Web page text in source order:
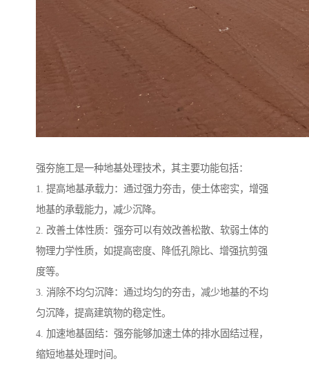
强夯施工是一种地基处理技术，其主要功能包括：
1. 提高地基承载力：通过强力夯击，使土体密实，增强
地基的承载能力，减少沉降。
2. 改善土体性质：强夯可以有效改善松散、软弱土体的
物理力学性质，如提高密度、降低孔隙比、增强抗剪强
度等。
3. 消除不均匀沉降：通过均匀的夯击，减少地基的不均
匀沉降，提高建筑物的稳定性。
4. 加速地基固结：强夯能够加速土体的排水固结过程，
缩短地基处理时间。